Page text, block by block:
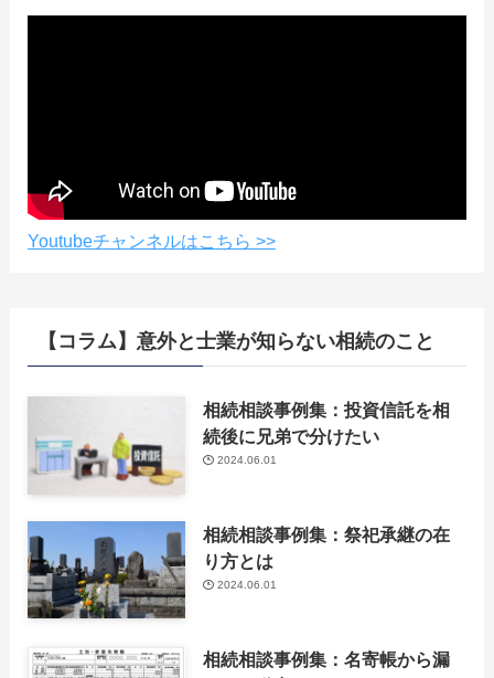
Youtubeチャンネルはこちら >>
【コラム】意外と士業が知らない相続のこと
相続相談事例集：投資信託を相
続後に兄弟で分けたい
2024.06.01
相続相談事例集：祭祀承継の在
り方とは
2024.06.01
相続相談事例集：名寄帳から漏